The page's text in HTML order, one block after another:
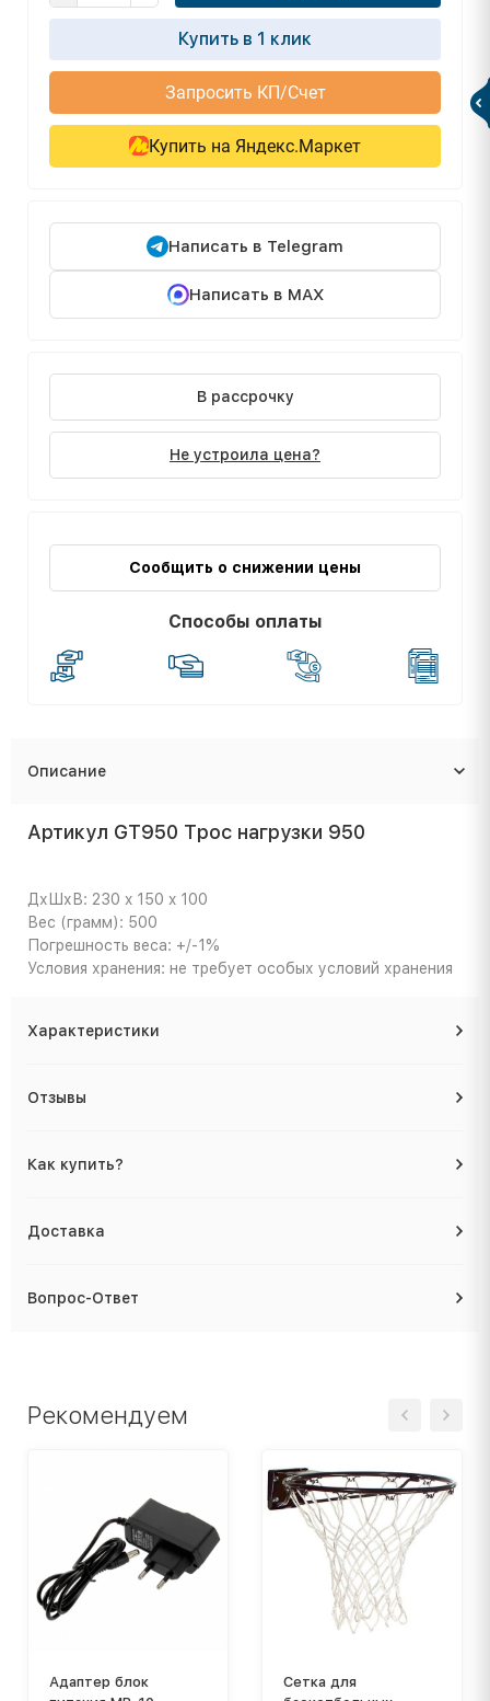
Купить в 1 клик
Запросить КП/Счет
Купить на Яндекс.Маркет
Написать в Telegram
Написать в MAX
В рассрочку
Не устроила цена?
Сообщить о снижении цены
Способы оплаты
Описание
Артикул GT950 Трос нагрузки 950
ДхШхВ: 230 x 150 x 100
Вес (грамм): 500
Погрешность веса: +/-1%
Условия хранения: не требует особых условий хранения
Характеристики
Отзывы
Как купить?
Доставка
Вопрос-Ответ
Рекомендуем
Адаптер блок
Сетка для